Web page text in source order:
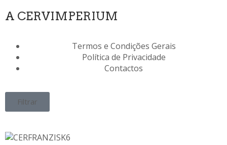
A CERVIMPERIUM
Termos e Condições Gerais
Política de Privacidade
Contactos
Filtrar